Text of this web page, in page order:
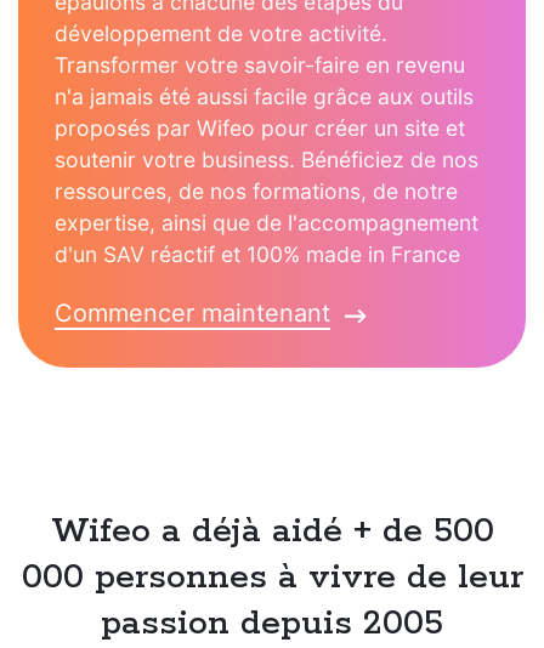
développement de votre activité.
Transformer votre savoir-faire en revenu
n'a jamais été aussi facile grâce aux outils
proposés par Wifeo pour créer un site et
soutenir votre business. Bénéficiez de nos
ressources, de nos formations, de notre
expertise, ainsi que de l'accompagnement
d'un SAV réactif et 100% made in France
Commencer maintenant
Wifeo a déjà aidé + de 500
000 personnes à vivre de leur
passion depuis 2005